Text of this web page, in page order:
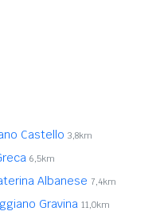
Castello 3,8km
6,5km
Albanese 7,4km
Gravina 11,0km